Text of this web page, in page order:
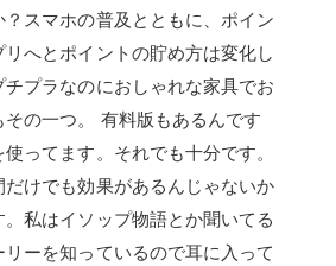
スマホの普及とともに、ポイン
リへとポイントの貯め方は変化し
プラなのにおしゃれな家具でお
の一つ。 有料版もあるんです
ってます。それでも十分です。
けでも効果があるんじゃないか
私はイソップ物語とか聞いてる
ーを知っているので耳に入って